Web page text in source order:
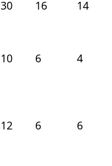
30 16 14
10 6 4
12 6 6